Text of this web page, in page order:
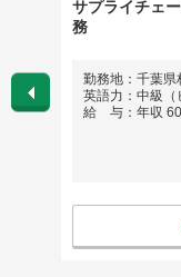
サプライチェ
務
勤務地：千葉県
英語力：中級（
給 与：年収